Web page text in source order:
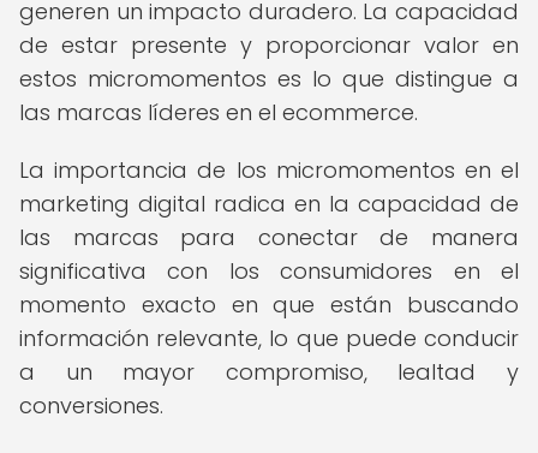
generen un impacto duradero. La capacidad
de estar presente y proporcionar valor en
estos micromomentos es lo que distingue a
las marcas líderes en el ecommerce.
La importancia de los micromomentos en el
marketing digital radica en la capacidad de
las marcas para conectar de manera
significativa con los consumidores en el
momento exacto en que están buscando
información relevante, lo que puede conducir
a un mayor compromiso, lealtad y
conversiones.